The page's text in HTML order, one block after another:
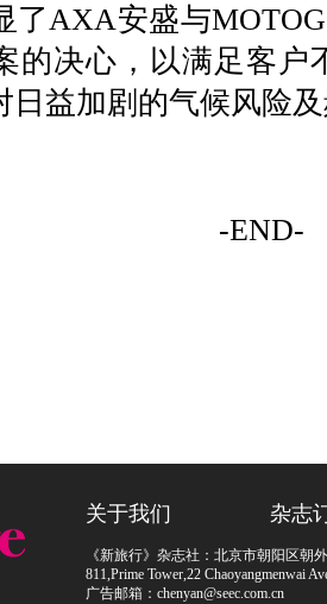
了AXA安盛与
的决心，以满足客户
日益加剧的气候风险
-END-
关于我们 杂志
《新旅行》杂志社：北京市朝阳区朝
811,Prime Tower,22 Chaoyangmenwai
广告邮箱：chenyan@seec.com.cn